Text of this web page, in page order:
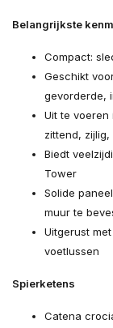
Belangrijkste
Compact:
Geschikt
gevorderde,
Uit te voeren
zittend,
Biedt
Tower
Solide
muur te
Uitgerust
voetlussen
Spierketens
Catena